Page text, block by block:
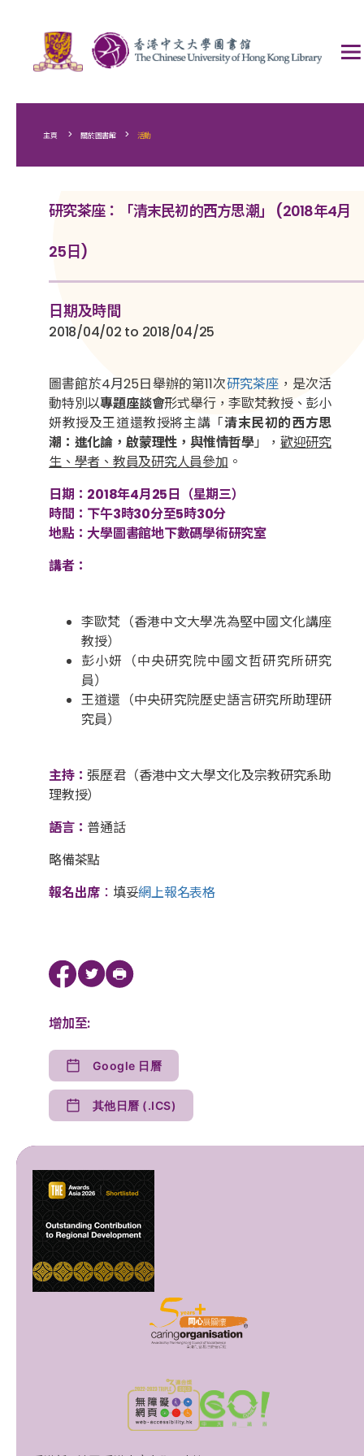
主頁 > 關於圖書館 > 活動
研究茶座：「清末民初的西方思潮」 (2018年4月
25日)
日期及時間
2018/04/02 to 2018/04/25
圖書館於4月25日舉辦的第11次研究茶座 ，是次活
動特別以專題座談會形式舉行，李歐梵教授、彭小
妍教授及王道還教授將主講「清末民初的西方思
潮：進化論，啟蒙理性，與惟情哲學」， 歡迎研究
生、學者、教員及研究人員參加 。
日期：2018年4月25日（星期三）
時間：下午3時30分至5時30分
地點：大學圖書館地下數碼學術研究室
講者：
李歐梵（香港中文大學冼為堅中國文化講座
教授）
彭小妍（中央研究院中國文哲研究所研究
員）
王道還（中央研究院歷史語言研究所助理研
究員）
主持：張歷君（香港中文大學文化及宗教研究系助
理教授）
語言： 普通話
略備茶點
報名出席 ： 填妥網上報名表格
增加至:
Google 日曆
其他日曆 (.ICS)